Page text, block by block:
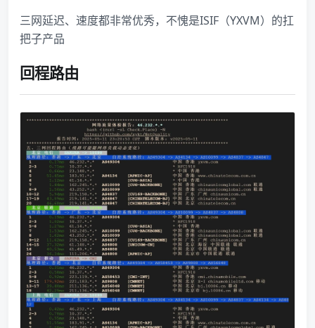
三网延迟、速度都非常优秀，不愧是ISIF（YXVM）的扛
把子产品
回程路由